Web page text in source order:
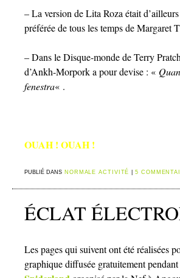
– La version de Lita Roza était
préférée de tous les temps de Margaret
– Dans le Disque-monde de Terry
d’Ankh-Morpork a pour devise : «
fenestra« .
OUAH ! OUAH !
PUBLIÉ DANS NORMALE ACTIVITÉ 5
ÉCLAT
Les pages qui suivent ont été réalisées
graphique diffusée gratuitement